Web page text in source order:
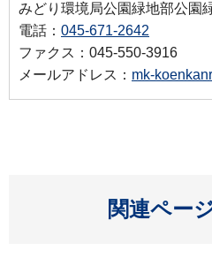
みどり環境局公園緑地部公園
電話： 045-671-2642
ファクス：045-550-3916
メールアドレス： mk-
関連ペー